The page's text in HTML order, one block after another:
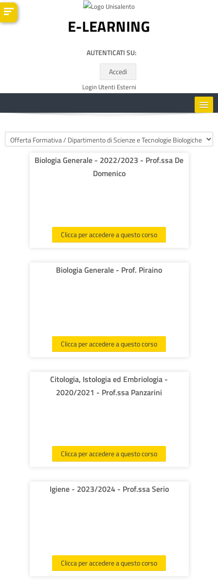
Vai al contenuto principale
AUTENTICATI SU:
Accedi
Login Utenti Esterni
corsi
Categorie di corso
Biologia Generale - 2022/2023 - Prof.ssa De
Domenico
Clicca per accedere a questo corso
Biologia Generale - Prof. Piraino
Clicca per accedere a questo corso
Citologia, Istologia ed Embriologia -
2020/2021 - Prof.ssa Panzarini
Clicca per accedere a questo corso
Igiene - 2023/2024 - Prof.ssa Serio
Clicca per accedere a questo corso